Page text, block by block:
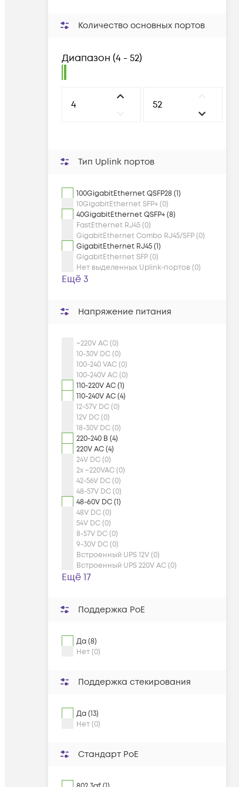
Количество основных портов
Диапазон (4 - 52)
Тип Uplink портов
100GigabitEthernet QSFP28 (1)
10GigabitEthernet SFP+ (0)
40GigabitEthernet QSFP+ (8)
FastEthernet RJ45 (0)
GigabitEthernet Combo RJ45/SFP (0)
GigabitEthernet RJ45 (1)
GigabitEthernet SFP (0)
Нет выделенных Uplink-портов (0)
Ещё 3
Напряжение питания
~220V AC (0)
10-30V DC (0)
100-240 VAC (0)
100-240V AC (0)
110-220V AC (1)
110-240V AC (4)
12-57V DC (0)
12V DC (0)
18-30V DC (0)
220-240 В (4)
220V AC (4)
24V DC (0)
2x ~220VAC (0)
42-56V DC (0)
48-57V DC (0)
48-60V DC (1)
48V DC (0)
54V DC (0)
8-57V DC (0)
9-30V DC (0)
Встроенный UPS 12V (0)
Встроенный UPS 220V AC (0)
Ещё 17
Поддержка PoE
Да (8)
Нет (0)
Поддержка стекирования
Да (13)
Нет (0)
Cтандарт PoE